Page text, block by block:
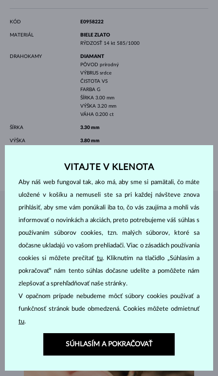
KÓD E0958222
MATERIÁL
BIELE ZLATO
RÝDZOSŤ 14 kt 585/1000
DRAHOKAMY
DIAMANT
PÔVOD prírodný
VÝBRUS srdce
ČISTOTA VS
FARBA G
ŠÍRKA 3.00 mm
VÝŠKA 3.20 mm
VÁHA 0.200 ct
ŠÍRKA 3.30 mm
VÝŠKA 3.80 mm
1.95 g
ŠPERKY ZATELIÉRU KLENOTA
VITAJTE V KLENOTA
Aby náš web fungoval tak, ako má, aby sme si pamätali, čo máte
uložené v košíku a nemuseli ste sa pri každej návšteve znova
prihlásiť, aby sme vám ponúkali iba to, čo vás zaujíma a mohli vás
informovať o novinkách a akciách, preto potrebujeme váš súhlas s
používaním súborov cookies, tzn. malých súborov, ktoré sa
dočasne ukladajú vo vašom prehliadači. Viac o zásadách používania
cookies si môžete prečítať tu. Kliknutím na tlačidlo „Súhlasím a
pokračovať“ nám tento súhlas dočasne udelíte a pomôžete nám
zlepšovať a sprehľadňovať naše stránky.
V opačnom prípade nebudeme môcť súbory cookies používať a
funkčnosť stránok bude obmedzená. Cookies môžete odmietnuť
tu.
SÚHLASÍM A POKRAČOVAŤ